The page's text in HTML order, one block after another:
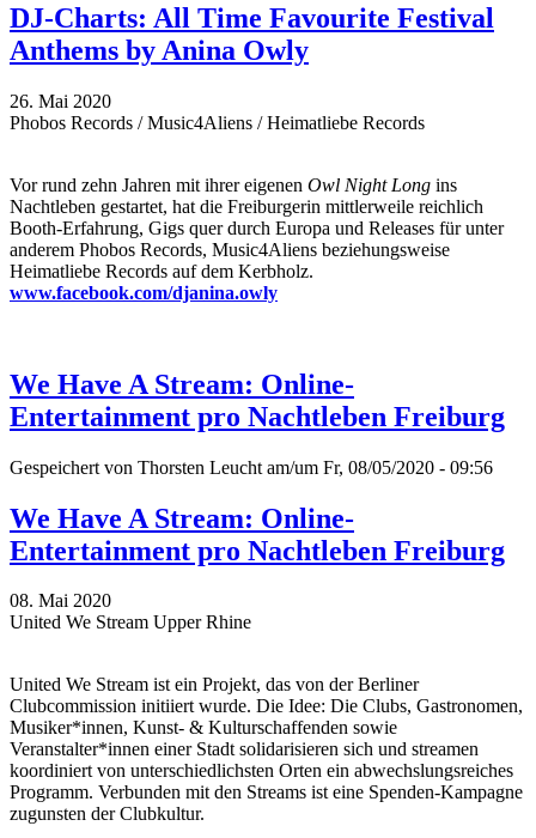
DJ-Charts: All Time Favourite Festival
Anthems by Anina Owly
26. Mai 2020
Phobos Records / Music4Aliens / Heimatliebe Records
Vor rund zehn Jahren mit ihrer eigenen Owl Night Long ins
Nachtleben gestartet, hat die Freiburgerin mittlerweile reichlich
Booth-Erfahrung, Gigs quer durch Europa und Releases für unter
anderem Phobos Records, Music4Aliens beziehungsweise
Heimatliebe Records auf dem Kerbholz.
www.facebook.com/djanina.owly
We Have A Stream: Online-
Entertainment pro Nachtleben Freiburg
Gespeichert von Thorsten Leucht am/um Fr, 08/05/2020 - 09:56
We Have A Stream: Online-
Entertainment pro Nachtleben Freiburg
08. Mai 2020
United We Stream Upper Rhine
United We Stream ist ein Projekt, das von der Berliner
Clubcommission initiiert wurde. Die Idee: Die Clubs, Gastronomen,
Musiker*innen, Kunst- & Kulturschaffenden sowie
Veranstalter*innen einer Stadt solidarisieren sich und streamen
koordiniert von unterschiedlichsten Orten ein abwechslungsreiches
Programm. Verbunden mit den Streams ist eine Spenden-Kampagne
zugunsten der Clubkultur.